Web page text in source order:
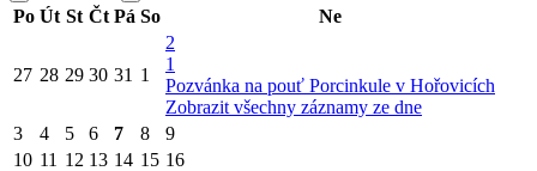
Po Út St Čt Pá So Ne
27 28 29 30 31 1
2
1
Pozvánka na pouť Porcinkule v Hořovicích
Zobrazit všechny záznamy ze dne
3
4 5 6 7 8
9
10 11 12 13 14 15 16